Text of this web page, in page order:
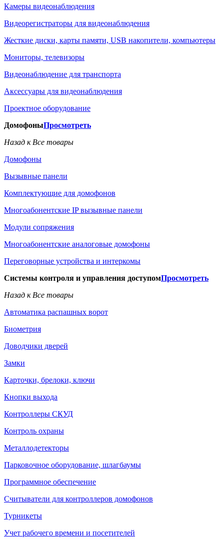
Камеры видеонаблюдения
Видеорегистраторы для видеонаблюдения
Жесткие диски, карты памяти, USB накопители, компьютеры
Мониторы, телевизоры
Видеонаблюдение для транспорта
Аксессуары для видеонаблюдения
Проектное оборудование
ДомофоныПросмотреть
Назад к Все товары
Домофоны
Вызывные панели
Комплектующие для домофонов
Многоабонентские IP вызывные панели
Модули сопряжения
Многоабонентские аналоговые домофоны
Переговорные устройства и интеркомы
Системы контроля и управления доступомПросмотреть
Назад к Все товары
Автоматика распашных ворот
Биометрия
Доводчики дверей
Замки
Карточки, брелоки, ключи
Кнопки выхода
Контроллеры СКУД
Контроль охраны
Металлодетекторы
Парковочное оборудование, шлагбаумы
Программное обеспечение
Считыватели для контроллеров домофонов
Турникеты
Учет рабочего времени и посетителей